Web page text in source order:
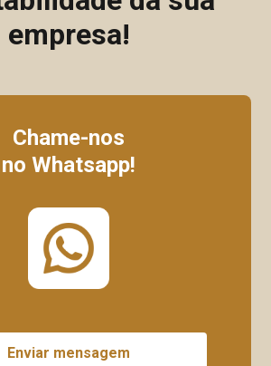
empresa!
Chame-nos
no Whatsapp!
Enviar mensagem